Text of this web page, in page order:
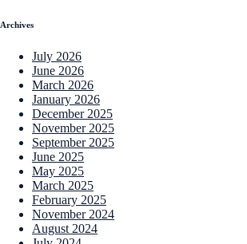
Archives
July 2026
June 2026
March 2026
January 2026
December 2025
November 2025
September 2025
June 2025
May 2025
March 2025
February 2025
November 2024
August 2024